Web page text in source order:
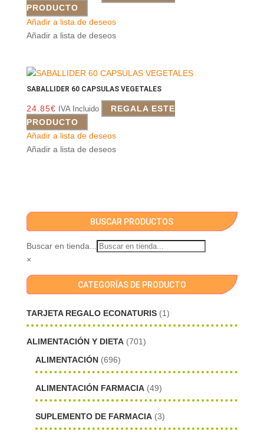
PRODUCTO
Añadir a lista de deseos
Añadir a lista de deseos
SABALLIDER 60 CAPSULAS VEGETALES
24.85€ IVA Incluido
REGALA ESTE
PRODUCTO
Añadir a lista de deseos
Añadir a lista de deseos
BUSCAR PRODUCTOS
Buscar en tienda...
×
CATEGORÍAS DE PRODUCTO
TARJETA REGALO ECONATURIS (1)
ALIMENTACIÓN Y DIETA (701)
ALIMENTACIÓN (696)
ALIMENTACIÓN FARMACIA (49)
SUPLEMENTO DE FARMACIA (3)